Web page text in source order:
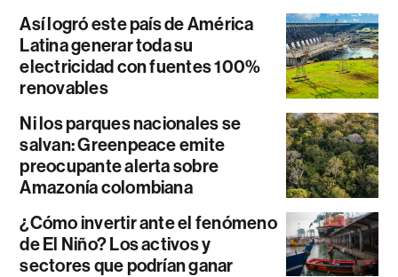
Así logró este país de América
Latina generar toda su
electricidad con fuentes 100%
renovables
Ni los parques nacionales se
salvan: Greenpeace emite
preocupante alerta sobre
Amazonía colombiana
¿Cómo invertir ante el fenómeno
de El Niño? Los activos y
sectores que podrían ganar